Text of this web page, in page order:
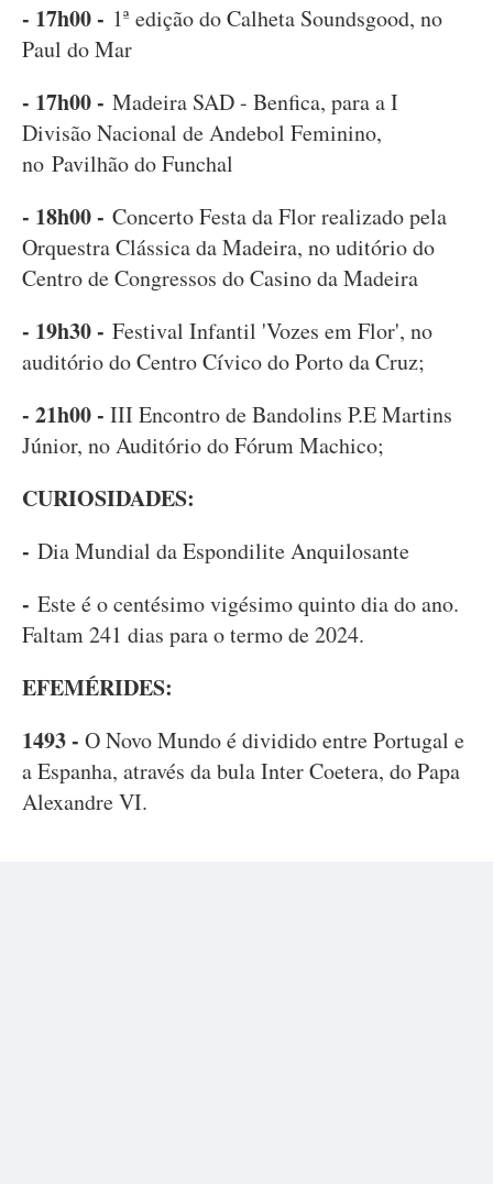
- 17h00 - 1ª edição do Calheta Soundsgood, no
Paul do Mar
- 17h00 - Madeira SAD - Benfica, para a I
Divisão Nacional de Andebol Feminino,
no Pavilhão do Funchal
- 18h00 - Concerto Festa da Flor realizado pela
Orquestra Clássica da Madeira, no uditório do
Centro de Congressos do Casino da Madeira
- 19h30 - Festival Infantil 'Vozes em Flor', no
auditório do Centro Cívico do Porto da Cruz;
- 21h00 - III Encontro de Bandolins P.E Martins
Júnior, no Auditório do Fórum Machico;
CURIOSIDADES:
- Dia Mundial da Espondilite Anquilosante
- Este é o centésimo vigésimo quinto dia do ano.
Faltam 241 dias para o termo de 2024.
EFEMÉRIDES:
1493 - O Novo Mundo é dividido entre Portugal e
a Espanha, através da bula Inter Coetera, do Papa
Alexandre VI.